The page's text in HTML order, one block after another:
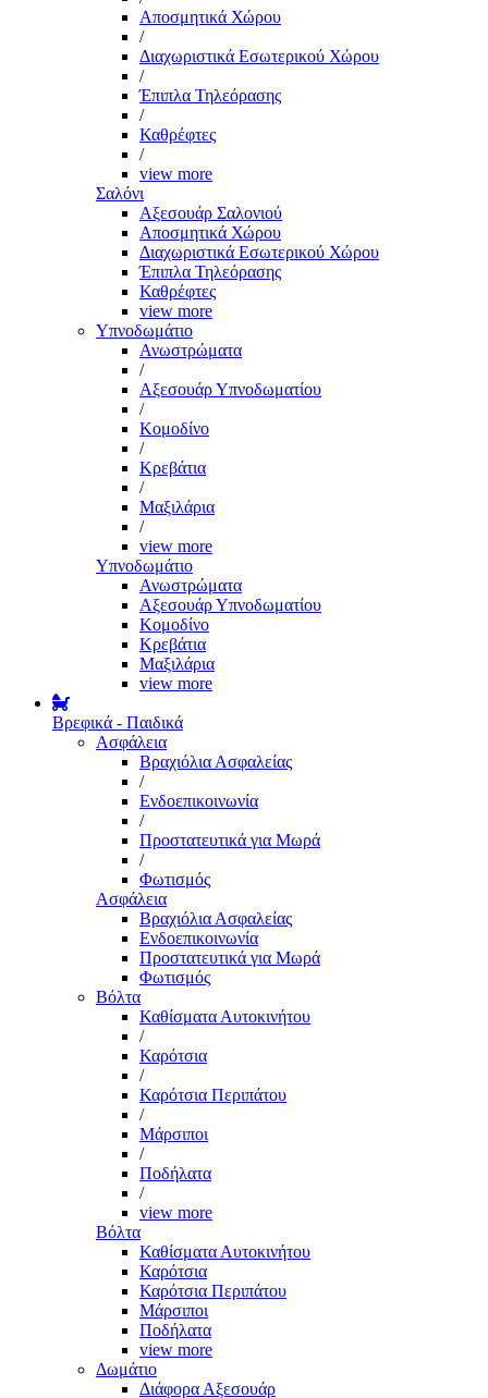
Αποσμητικά Χώρου
/
Διαχωριστικά Εσωτερικού Χώρου
/
Έπιπλα Τηλεόρασης
/
Καθρέφτες
/
view more
Σαλόνι
Αξεσουάρ Σαλονιού
Αποσμητικά Χώρου
Διαχωριστικά Εσωτερικού Χώρου
Έπιπλα Τηλεόρασης
Καθρέφτες
view more
Υπνοδωμάτιο
Ανωστρώματα
/
Αξεσουάρ Υπνοδωματίου
/
Κομοδίνο
/
Κρεβάτια
/
Μαξιλάρια
/
view more
Υπνοδωμάτιο
Ανωστρώματα
Αξεσουάρ Υπνοδωματίου
Κομοδίνο
Κρεβάτια
Μαξιλάρια
view more
Βρεφικά - Παιδικά
Ασφάλεια
Βραχιόλια Ασφαλείας
/
Ενδοεπικοινωνία
/
Προστατευτικά για Μωρά
/
Φωτισμός
Ασφάλεια
Βραχιόλια Ασφαλείας
Ενδοεπικοινωνία
Προστατευτικά για Μωρά
Φωτισμός
Βόλτα
Καθίσματα Αυτοκινήτου
/
Καρότσια
/
Καρότσια Περιπάτου
/
Μάρσιποι
/
Ποδήλατα
/
view more
Βόλτα
Καθίσματα Αυτοκινήτου
Καρότσια
Καρότσια Περιπάτου
Μάρσιποι
Ποδήλατα
view more
Δωμάτιο
Διάφορα Αξεσουάρ